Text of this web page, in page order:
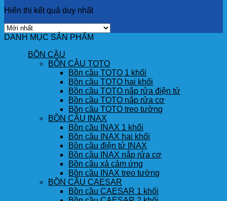
Hiển thị kết quả duy nhất
DANH MỤC SẢN PHẨM
BỒN CẦU
BỒN CẦU TOTO
Bồn cầu TOTO 1 khối
Bồn cầu TOTO hai khối
Bồn cầu TOTO nắp rửa điện tử
Bồn cầu TOTO nắp rửa cơ
Bồn cầu TOTO treo tường
BỒN CẦU INAX
Bồn cầu INAX 1 khối
Bồn cầu INAX hai khối
Bồn cầu điện tử INAX
Bồn cầu INAX nắp rửa cơ
Bồn cầu xả cảm ứng
Bồn cầu INAX treo tường
BỒN CẦU CAESAR
Bồn cầu CAESAR 1 khối